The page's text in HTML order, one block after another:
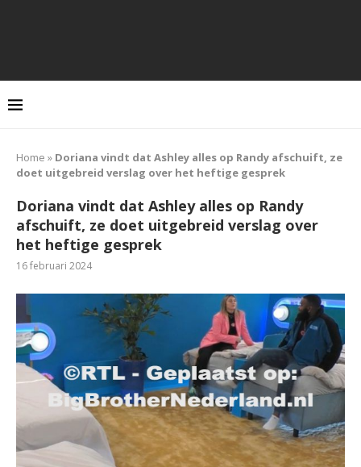
Home » Doriana vindt dat Ashley alles op Randy afschuift, ze
doet uitgebreid verslag over het heftige gesprek
Doriana vindt dat Ashley alles op Randy
afschuift, ze doet uitgebreid verslag over
het heftige gesprek
16 februari 2024